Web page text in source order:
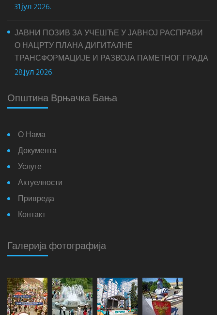
31.јул 2026.
ЈАВНИ ПОЗИВ ЗА УЧЕШЋЕ У ЈАВНОЈ РАСПРАВИ
О НАЦРТУ ПЛАНА ДИГИТАЛНЕ
ТРАНСФОРМАЦИЈЕ И РАЗВОЈА ПАМЕТНОГ ГРАДА
28.јул 2026.
Општина Врњачка Бања
О Нама
Документа
Услуге
Актуелности
Привреда
Контакт
Галерија фотографија